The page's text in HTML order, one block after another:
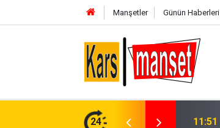
Manşetler Günün Haberleri
24 11:51